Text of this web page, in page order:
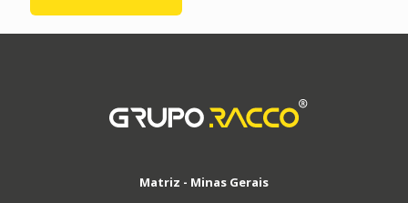
Matriz - Minas Gerais